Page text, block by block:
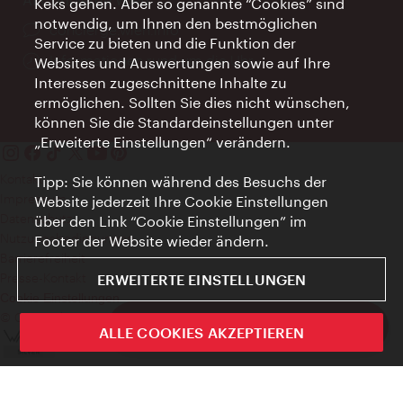
ivie - Die offizielle City Guide App
Ort:
concierge.wien.info
Öffnungszeiten:
Informationen rund um die Uhr
Kontakt
Impressum
Datenschutz
Nutzungsbedingungen
Barrierefreiheit
Cookie Einstellungen
© Copyright WienTourismus
notwendig, um Ihnen den bestmöglichen
Service zu bieten und die Funktion der
Websites und Auswertungen sowie auf Ihre
Interessen zugeschnittene Inhalte zu
ermöglichen. Sollten Sie dies nicht wünschen,
können Sie die Standardeinstellungen unter
„Erweiterte Einstellungen“ verändern.
Tipp: Sie können während des Besuchs der
Website jederzeit Ihre Cookie Einstellungen
über den Link “Cookie Einstellungen” im
Footer der Website wieder ändern.
ERWEITERTE EINSTELLUNGEN
ALLE COOKIES AKZEPTIEREN